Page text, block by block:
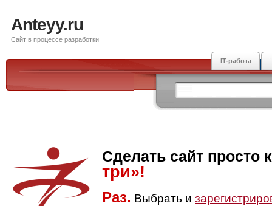
Anteyy.ru
Сайт в процессе разработки
IT-работа
Сделать сайт просто
три»!
Раз. Выбрать и